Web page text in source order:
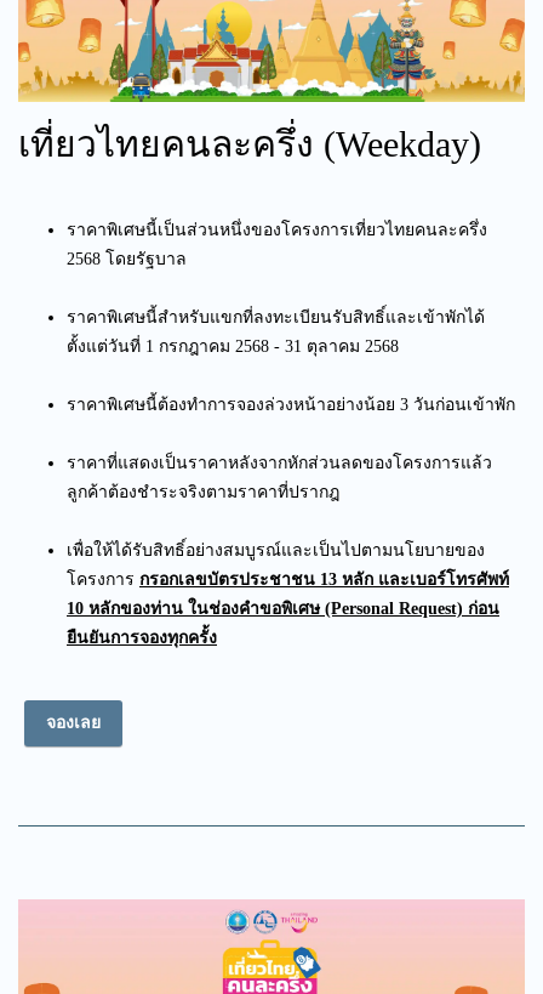
เที่ยวไทยคนละครึ่ง (Weekday)
ราคาพิเศษนี้เป็นส่วนหนึ่งของโครงการเที่ยวไทยคนละครึ่ง
2568 โดยรัฐบาล
ราคาพิเศษนี้สำหรับแขกที่ลงทะเบียนรับสิทธิ์และเข้าพักได้
ตั้งแต่วันที่ 1 กรกฎาคม 2568 - 31 ตุลาคม 2568
ราคาพิเศษนี้ต้องทำการจองล่วงหน้าอย่างน้อย 3 วันก่อนเข้าพัก
ราคาที่แสดงเป็นราคาหลังจากหักส่วนลดของโครงการแล้ว
ลูกค้าต้องชำระจริงตามราคาที่ปรากฎ
เพื่อให้ได้รับสิทธิ์อย่างสมบูรณ์และเป็นไปตามนโยบายของ
โครงการ กรอกเลขบัตรประชาชน 13 หลัก และเบอร์โทรศัพท์
10 หลักของท่าน ในช่องคำขอพิเศษ (Personal Request) ก่อน
ยืนยันการจองทุกครั้ง
จองเลย